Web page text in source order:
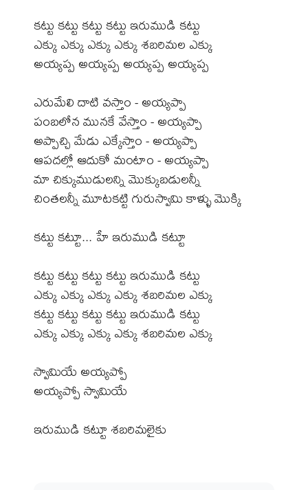
కట్టు కట్టు కట్టు కట్టు ఇరుముడి కట్టు
ఎక్కు ఎక్కు ఎక్కు ఎక్కు శబరిమల ఎక్కు
అయ్యప్ప అయ్యప్ప అయ్యప్ప అయ్యప్ప
ఎరుమేలి దాటి వస్తాం - అయ్యప్పా
పంబలోన మునకే వేస్తాం - అయ్యప్పా
అప్పాచ్చి మేడు ఎక్కేస్తాం - అయ్యప్పా
ఆపదల్లో ఆదుకో మంటాం - అయ్యప్పా
మా చిక్కుముడులన్ని మొక్కుబడులన్నీ
చింతలన్నీ మూటకట్టి గురుస్వామి కాళ్ళు మొక్కి
కట్టు కట్టూ... హే ఇరుముడి కట్టూ
కట్టు కట్టు కట్టు కట్టు ఇరుముడి కట్టు
ఎక్కు ఎక్కు ఎక్కు ఎక్కు శబరిమల ఎక్కు
కట్టు కట్టు కట్టు కట్టు ఇరుముడి కట్టు
ఎక్కు ఎక్కు ఎక్కు ఎక్కు శబరిమల ఎక్కు
స్వామియే అయ్యప్పో
అయ్యప్పో స్వామియే
ఇరుముడి కట్టూ శబరిమలైకు